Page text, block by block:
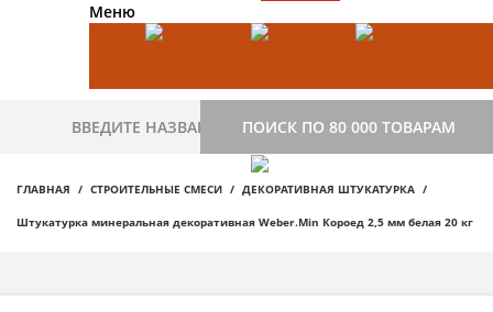
Меню
ПОИСК ПО 80 000 ТОВАРАМ
ГЛАВНАЯ СТРОИТЕЛЬНЫЕ СМЕСИ ДЕКОРАТИВНАЯ ШТУКАТУРКА
Штукатурка минеральная декоративная Weber.Min Короед 2,5 мм белая 20 кг